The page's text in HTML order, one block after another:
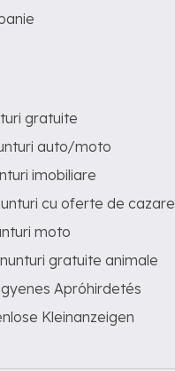
gratuite
auto/moto
imobiliare
cu oferte de cazare
moto
gratuite animale
Apróhirdetés
Kleinanzeigen